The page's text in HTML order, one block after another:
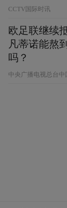
CCTV国际时讯
欧足联继续
凡蒂诺能熬
吗？
中央广播电视总台中